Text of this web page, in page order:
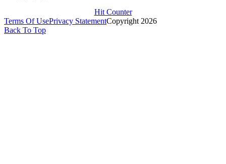
Hit Counter
Terms Of UsePrivacy StatementCopyright 2026
Back To Top